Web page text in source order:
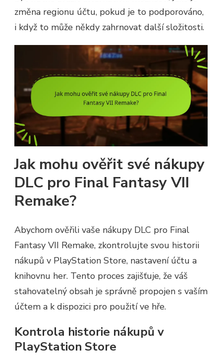
změna regionu účtu, pokud je to podporováno,
i když to může někdy zahrnovat další složitosti.
Jak mohu ověřit své nákupy
DLC pro Final Fantasy VII
Remake?
Abychom ověřili vaše nákupy DLC pro Final
Fantasy VII Remake, zkontrolujte svou historii
nákupů v PlayStation Store, nastavení účtu a
knihovnu her. Tento proces zajišťuje, že váš
stahovatelný obsah je správně propojen s vaším
účtem a k dispozici pro použití ve hře.
Kontrola historie nákupů v
PlayStation Store